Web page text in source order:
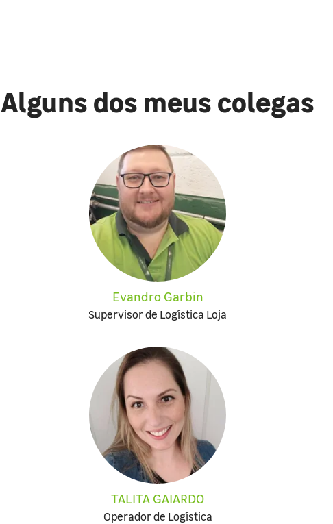
Alguns dos meus colegas
Evandro Garbin
Supervisor de Logística Loja
TALITA GAIARDO
Operador de Logística